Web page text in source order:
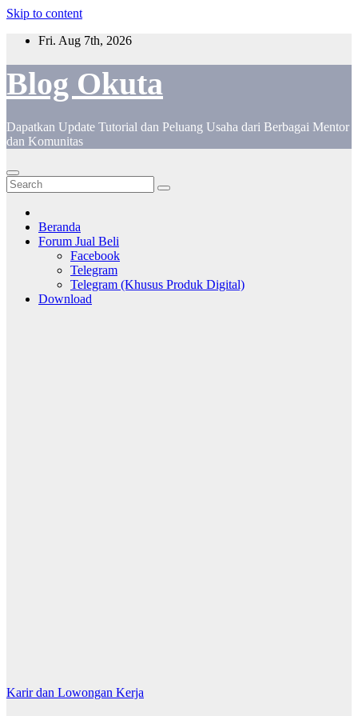
Skip to content
Fri. Aug 7th, 2026
Blog Okuta
Dapatkan Update Tutorial dan Peluang Usaha dari Berbagai Mentor
dan Komunitas
Beranda
Forum Jual Beli
Facebook
Telegram
Telegram (Khusus Produk Digital)
Download
Karir dan Lowongan Kerja